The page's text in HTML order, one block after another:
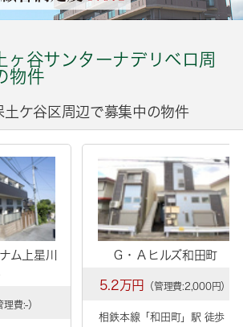
ヶ谷サンターナデリベロ周
物件
土ケ谷区周辺で募集中の物件
ム上星川
理費:-）
Ｇ・Ａヒルズ和田町
5.2万円 （管理費:2,000円）
相鉄本線「和田町」駅 徒歩